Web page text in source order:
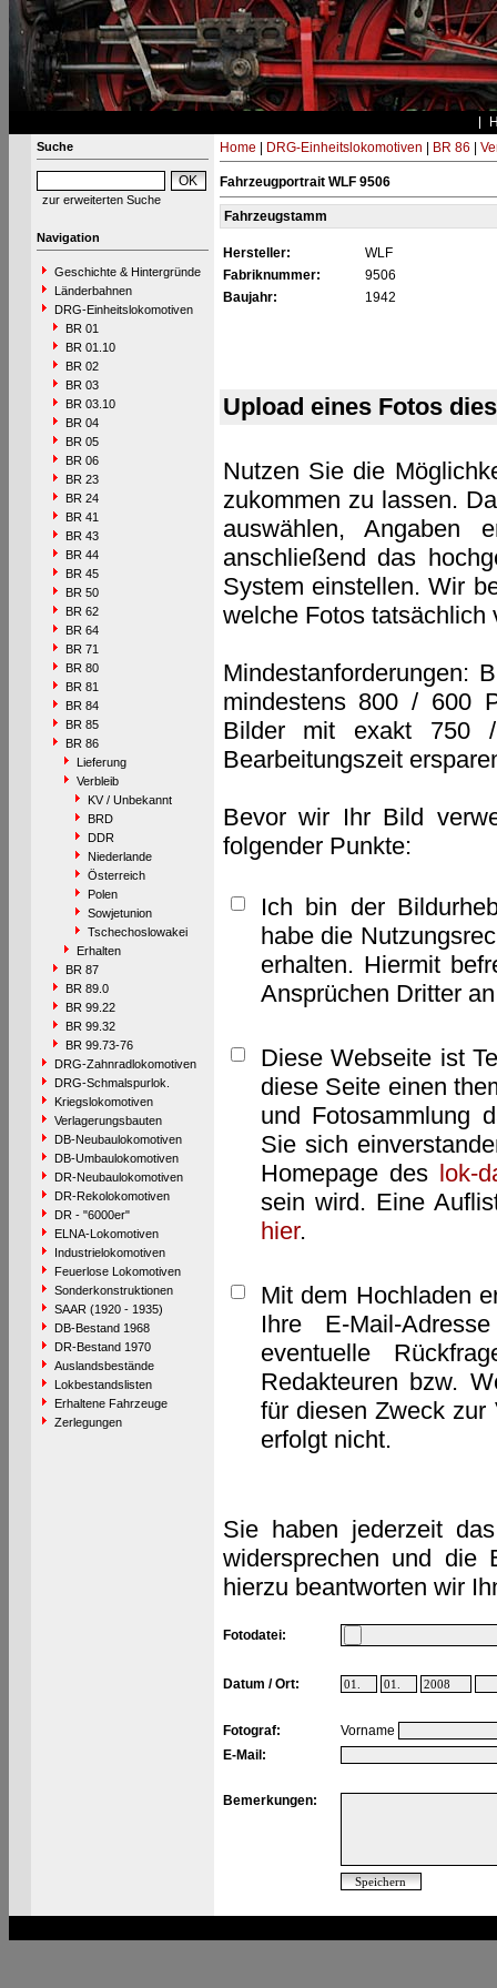
Suche
zur erweiterten Suche
Navigation
Geschichte & Hintergründe
Länderbahnen
DRG-Einheitslokomotiven
BR 01
BR 01.10
BR 02
BR 03
BR 03.10
BR 04
BR 05
BR 06
BR 23
BR 24
BR 41
BR 43
BR 44
BR 45
BR 50
BR 62
BR 64
BR 71
BR 80
BR 81
BR 84
BR 85
BR 86
Lieferung
Verbleib
KV / Unbekannt
BRD
DDR
Niederlande
Österreich
Polen
Sowjetunion
Tschechoslowakei
Erhalten
BR 87
BR 89.0
BR 99.22
BR 99.32
BR 99.73-76
DRG-Zahnradlokomotiven
DRG-Schmalspurlok.
Kriegslokomotiven
Verlagerungsbauten
DB-Neubaulokomotiven
DB-Umbaulokomotiven
DR-Neubaulokomotiven
DR-Rekolokomotiven
DR - "6000er"
ELNA-Lokomotiven
Industrielokomotiven
Feuerlose Lokomotiven
Sonderkonstruktionen
SAAR (1920 - 1935)
DB-Bestand 1968
DR-Bestand 1970
Auslandsbestände
Lokbestandslisten
Erhaltene Fahrzeuge
Zerlegungen
Home DRG-Einheitslokomotiven BR 86
Fahrzeugportrait WLF 9506
Fahrzeugstamm
Hersteller:
WLF
Fabriknummer:
9506
Baujahr:
1942
Upload eines Fotos
Nutzen Sie die
zukommen zu lassen.
auswählen, Angaben
anschließend das
System einstellen. Wir
welche Fotos tatsächlich
Mindestanforderungen:
mindestens 800 / 600
Bilder mit exakt 750
Bearbeitungszeit
Bevor wir Ihr Bild
folgender Punkte:
Ich bin der
habe die
erhalten. Hiermit
Ansprüchen Dritter
Diese Webseite ist
diese Seite einen
und Fotosammlung
Sie sich
Homepage des lok-
sein wird. Eine
hier.
Mit dem Hochladen
Ihre E-Mail-
eventuelle
Redakteuren bzw.
für diesen Zweck zur
erfolgt nicht.
Sie haben jederzeit
widersprechen und die
hierzu beantworten wir
Fotodatei:
Datum / Ort:
Fotograf:
Vorname
E-Mail:
Bemerkungen: